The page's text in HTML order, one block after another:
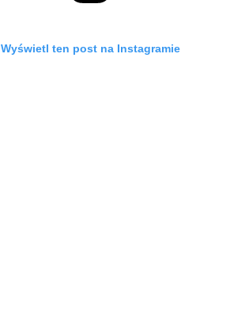
Wyświetl ten post na Instagramie